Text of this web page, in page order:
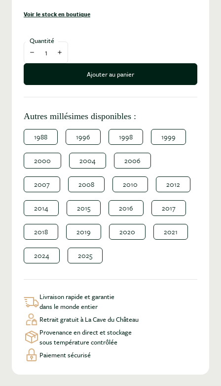
Voir le stock en boutique
Quantité
Diminuer la quantité
Augmenter la quantité
Ajouter au panier
Autres millésimes disponibles :
1988 1996 1998 1999
2000 2004 2006
2007 2008 2010 2012
2014 2015 2016 2017
2018 2019 2020 2021
2024 2025
Livraison rapide et garantie
dans le monde entier
Retrait gratuit à La Cave du Château
Provenance en direct et stockage
sous température contrôlée
Paiement sécurisé